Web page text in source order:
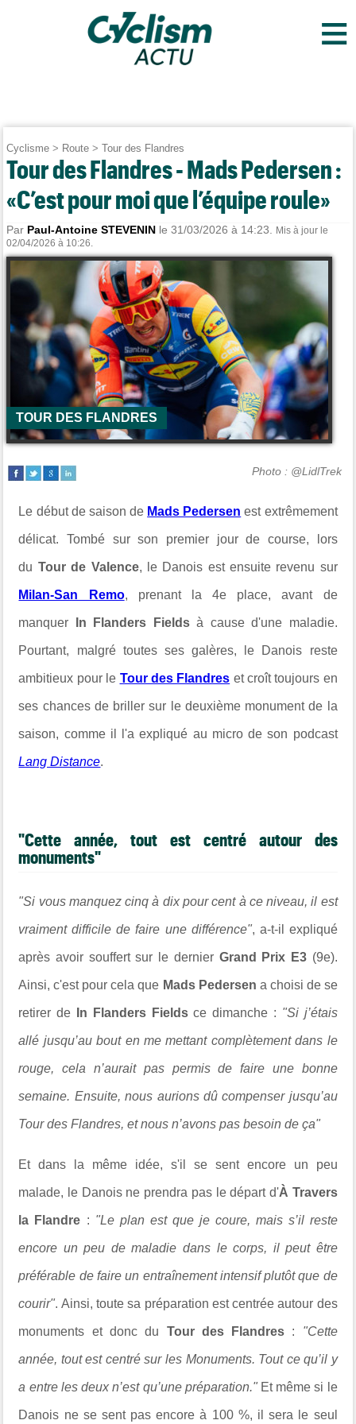
≡
Cyclisme > Route >Tour des Flandres
Tour des Flandres - Mads Pedersen :
«C’est pour moi que l’équipe roule»
Par Paul-Antoine STEVENIN le 31/03/2026 à 14:23.
Mis à jour le
02/04/2026 à 10:26.
TOUR DES FLANDRES
Photo : @LidlTrek
Le début de saison de Mads Pedersen est extrêmement
délicat. Tombé sur son premier jour de course, lors
du Tour de Valence, le Danois est ensuite revenu sur
Milan-San Remo, prenant la 4e place, avant de
manquer In Flanders Fieldsà cause d'une maladie.
Pourtant, malgré toutes ses galères, le Danois reste
ambitieux pour le Tour des Flandres et croît toujours en
ses chances de briller sur le deuxième monument de la
saison, comme il l'a expliqué au micro de son podcast
Lang Distance.
"Cette année, tout est centré autour des
monuments"
"Si vous manquez cinq à dix pour cent à ce niveau, il est
vraiment difficile de faire une différence", a-t-il expliqué
après avoir souffert sur le dernier Grand Prix E3 (9e).
Ainsi, c'est pour cela que Mads Pedersen a choisi de se
retirer de In Flanders Fieldsce dimanche : "Si j’étais
allé jusqu’au bout en me mettant complètement dans le
rouge, cela n’aurait pas permis de faire une bonne
semaine. Ensuite, nous aurions dû compenser jusqu’au
Tour des Flandres, et nous n’avons pas besoin de ça"
Et dans la même idée, s'il se sent encore un peu
malade, le Danois ne prendra pas le départ d'À Travers
la Flandre : "Le plan est que je coure, mais s’il reste
encore un peu de maladie dans le corps, il peut être
préférable de faire un entraînement intensif plutôt que de
courir". Ainsi, toute sa préparation est centrée autour des
monuments et donc du Tour des Flandres : "Cette
année, tout est centré sur les Monuments. Tout ce qu’il y
a entre les deux n’est qu’une préparation." Et même si le
Danois ne se sent pas encore à 100 %, il sera le seul